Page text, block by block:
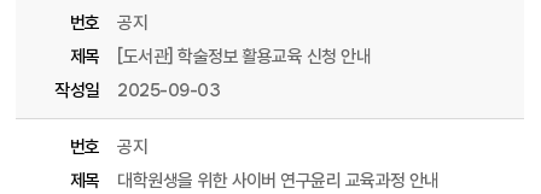
번호
공지
제목
[도서관] 학술정보 활용교육 신청 안내
작성일
2025-09-03
번호
공지
제목
대학원생을 위한 사이버 연구윤리 교육과정 안내